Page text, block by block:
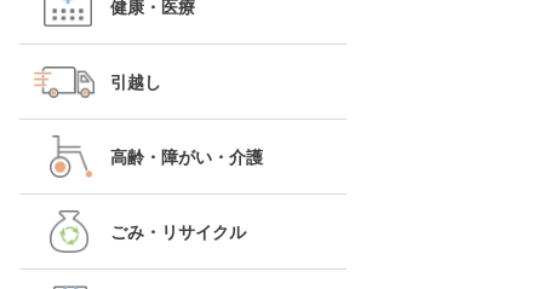
健康・医療
引越し
高齢・障がい・介護
ごみ・リサイクル